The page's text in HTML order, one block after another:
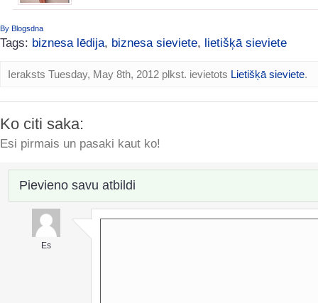
By Blogsdna
Tags: biznesa lēdija, biznesa sieviete, lietišķā sieviete
Ieraksts Tuesday, May 8th, 2012 plkst. ievietots Lietišķā sieviete.
Ko citi saka:
Esi pirmais un pasaki kaut ko!
Pievieno savu atbildi
Es